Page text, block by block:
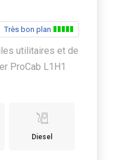
Très bon plan
utilitaires et de
ProCab L1H1
Diesel